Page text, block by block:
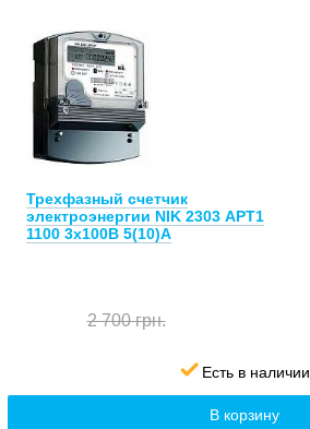
Трехфазный счетчик
электроэнергии NIK 2303 АРТ1
1100 3х100В 5(10)А
2 700 грн.
Есть в наличии
В корзину